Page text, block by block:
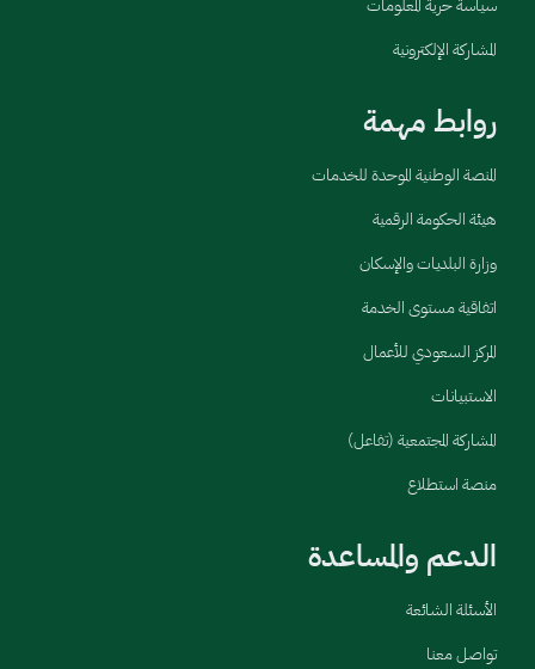
سياسة حرية المعلومات
المشاركة الإلكترونية
روابط مهمة
المنصة الوطنية الموحدة للخدمات
هيئة الحكومة الرقمية
وزارة البلديات والإسكان
اتفاقية مستوى الخدمة
المركز السعودي للأعمال
الاستبيانات
المشاركة المجتمعية (تفاعل)
منصة استطلاع
الدعم والمساعدة
الأسئلة الشائعة
تواصل معنا